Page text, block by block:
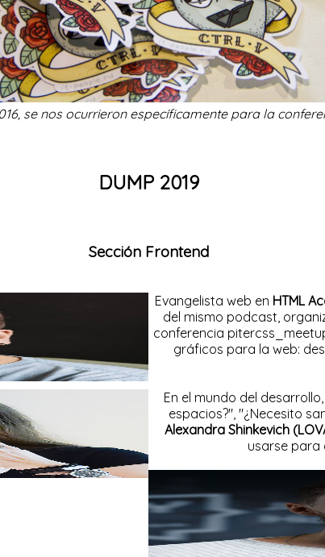
se nos ocurrieron específicamente para la
DUMP 2019
Sección Frontend
Evangelista web en HTML
del mismo podcast,
conferencia
gráficos para la web:
En el mundo del
espacios?", "¿Necesito
Alexandra Shinkevich
usarse para